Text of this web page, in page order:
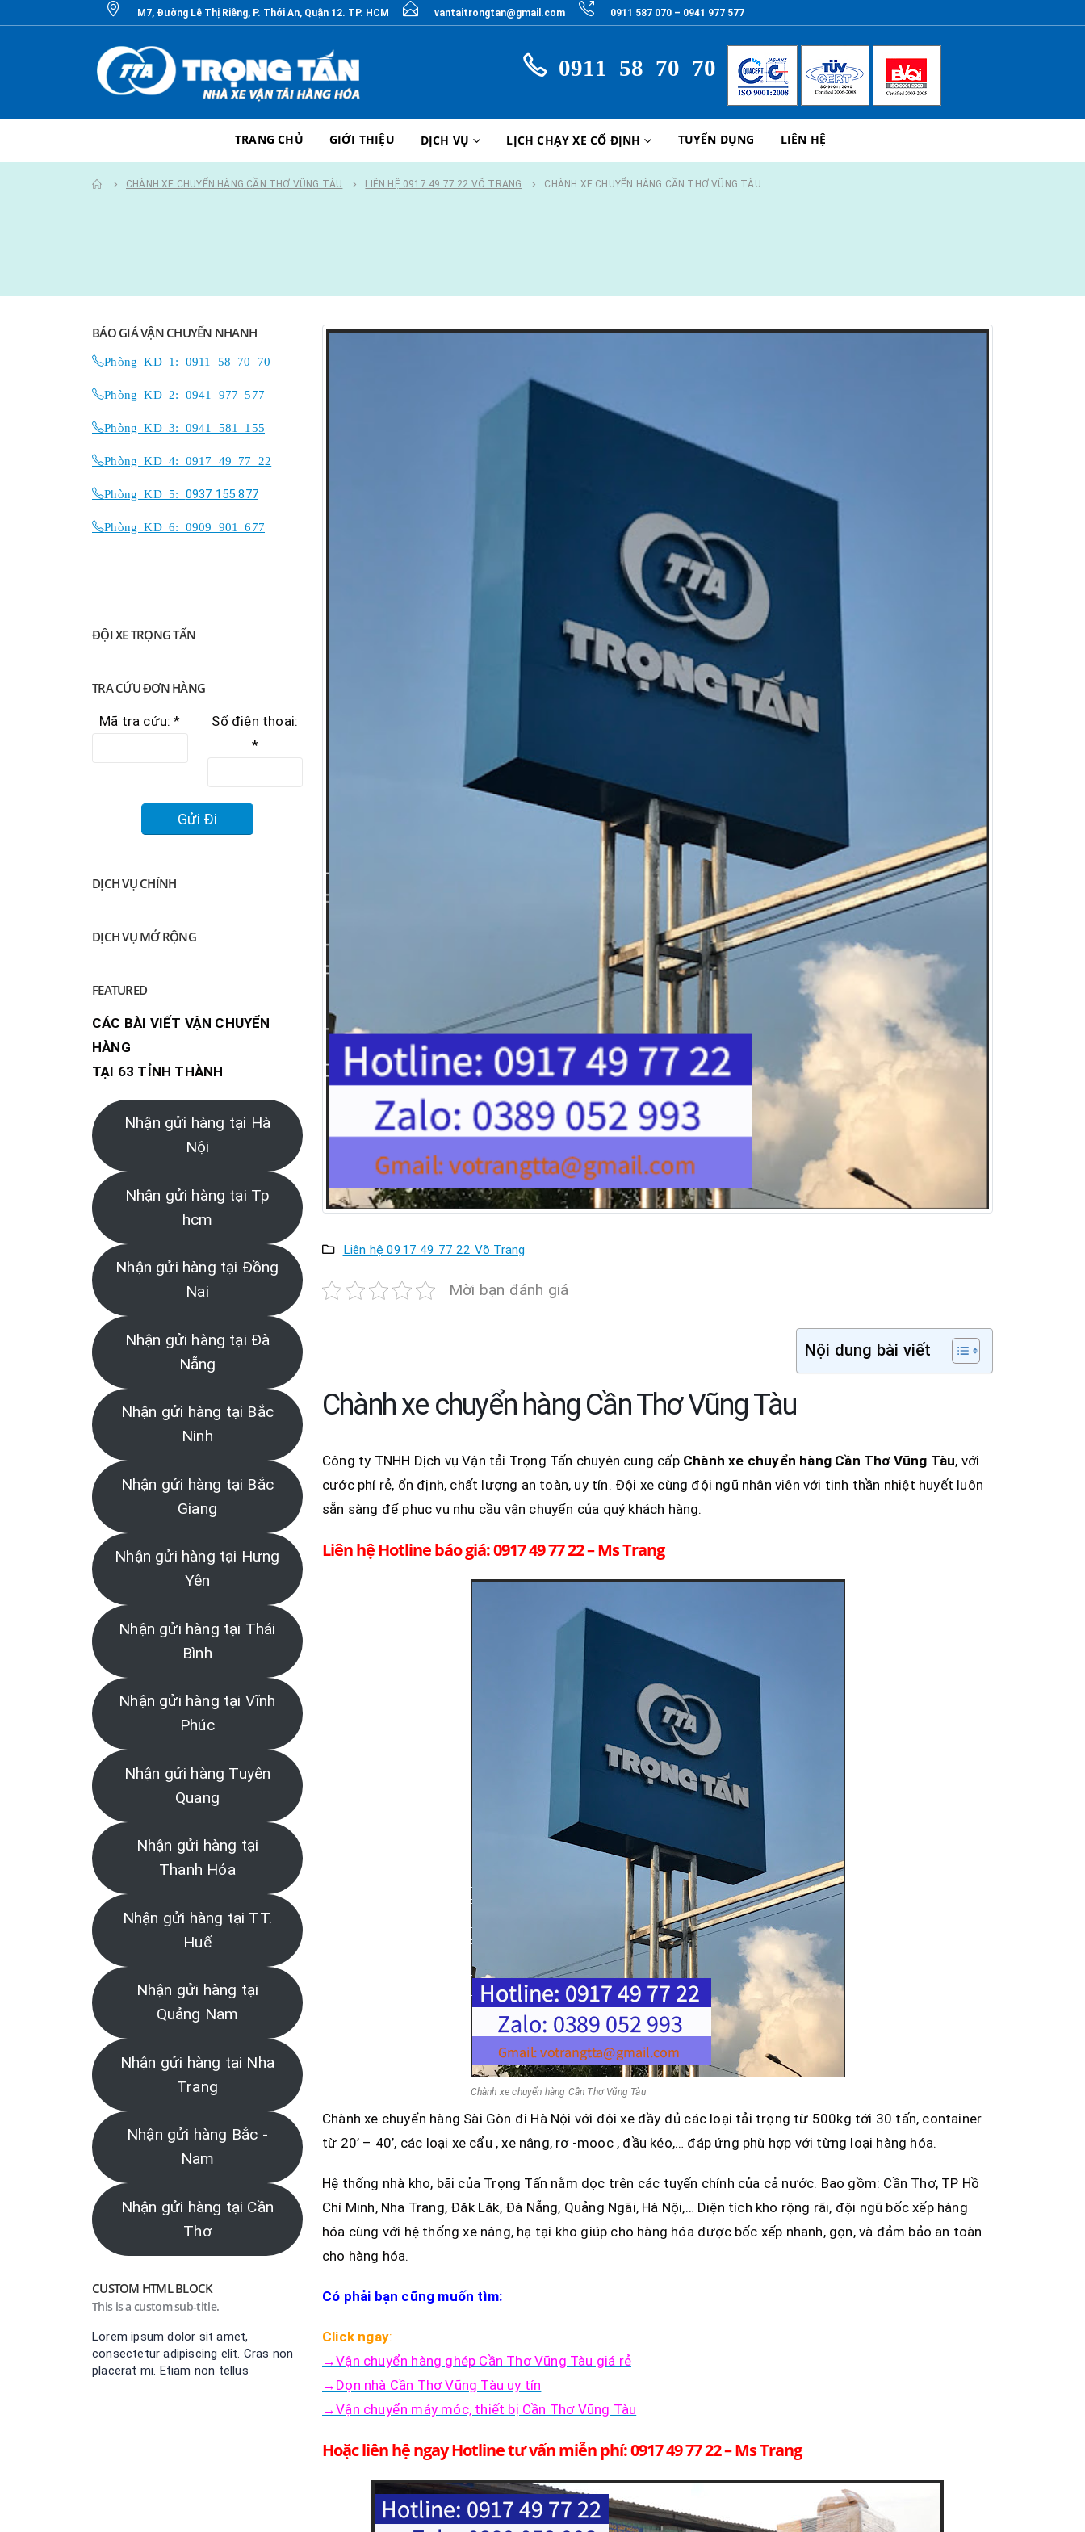
M7, Đường Lê Thị Riêng, P. Thới An, Quận 12. TP. HCM vantaitrongtan@gmail.com 0911 587 070 – 0941 977 577
0911 58 70 70
TRANG CHỦ GIỚI THIỆU DỊCH VỤ LỊCH CHẠY XE CỐ ĐỊNH TUYỂN DỤNG LIÊN HỆ
CHÀNH XE CHUYỂN HÀNG CẦN THƠ VŨNG TÀU LIÊN HỆ 0917 49 77 22 VÕ TRANG CHÀNH XE CHUYỂN HÀNG CẦN THƠ VŨNG TÀU
Liên hệ 0917 49 77 22 Võ Trang
Mời bạn đánh giá
Nội dung bài viết
Chành xe chuyển hàng Cần Thơ Vũng Tàu
Công ty TNHH Dịch vụ Vận tải Trọng Tấn chuyên cung cấp Chành xe chuyển hàng Cần Thơ Vũng Tàu, với
cước phí rẻ, ổn định, chất lượng an toàn, uy tín. Đội xe cùng đội ngũ nhân viên với tinh thần nhiệt huyết luôn
sẵn sàng để phục vụ nhu cầu vận chuyển của quý khách hàng.
Liên hệ Hotline báo giá: 0917 49 77 22 – Ms Trang
Chành xe chuyển hàng Cần Thơ Vũng Tàu
Chành xe chuyển hàng Sài Gòn đi Hà Nội với đội xe đầy đủ các loại tải trọng từ 500kg tới 30 tấn, container
từ 20’ – 40’, các loại xe cẩu , xe nâng, rơ -mooc , đầu kéo,… đáp ứng phù hợp với từng loại hàng hóa.
Hệ thống nhà kho, bãi của Trọng Tấn nằm dọc trên các tuyến chính của cả nước. Bao gồm: Cần Thơ, TP Hồ
Chí Minh, Nha Trang, Đăk Lăk, Đà Nẵng, Quảng Ngãi, Hà Nội,… Diện tích kho rộng rãi, đội ngũ bốc xếp hàng
hóa cùng với hệ thống xe nâng, hạ tại kho giúp cho hàng hóa được bốc xếp nhanh, gọn, và đảm bảo an toàn
cho hàng hóa.
Có phải bạn cũng muốn tìm:
Click ngay:
→Vận chuyển hàng ghép Cần Thơ Vũng Tàu giá rẻ
→Dọn nhà Cần Thơ Vũng Tàu uy tín
→Vận chuyển máy móc, thiết bị Cần Thơ Vũng Tàu
Hoặc liên hệ ngay Hotline tư vấn miễn phí: 0917 49 77 22 – Ms Trang
BÁO GIÁ VẬN CHUYỂN NHANH
Phòng KD 1: 0911 58 70 70
Phòng KD 2: 0941 977 577
Phòng KD 3: 0941 581 155
Phòng KD 4: 0917 49 77 22
Phòng KD 5: 0937 155 877
Phòng KD 6: 0909 901 677
ĐỘI XE TRỌNG TẤN
TRA CỨU ĐƠN HÀNG
Mã tra cứu: *
Số điện thoại:
*
DỊCH VỤ CHÍNH
DỊCH VỤ MỞ RỘNG
FEATURED
CÁC BÀI VIẾT VẬN CHUYỂN
HÀNG
TẠI 63 TỈNH THÀNH
Nhận gửi hàng tại Hà
Nội
Nhận gửi hàng tại Tp
hcm
Nhận gửi hàng tại Đồng
Nai
Nhận gửi hàng tại Đà
Nẵng
Nhận gửi hàng tại Bắc
Ninh
Nhận gửi hàng tại Bắc
Giang
Nhận gửi hàng tại Hưng
Yên
Nhận gửi hàng tại Thái
Bình
Nhận gửi hàng tại Vĩnh
Phúc
Nhận gửi hàng Tuyên
Quang
Nhận gửi hàng tại
Thanh Hóa
Nhận gửi hàng tại TT.
Huế
Nhận gửi hàng tại
Quảng Nam
Nhận gửi hàng tại Nha
Trang
Nhận gửi hàng Bắc -
Nam
Nhận gửi hàng tại Cần
Thơ
CUSTOM HTML BLOCK
This is a custom sub-title.
Lorem ipsum dolor sit amet,
consectetur adipiscing elit. Cras non
placerat mi. Etiam non tellus